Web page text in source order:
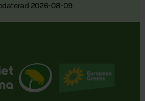
2026-08-09